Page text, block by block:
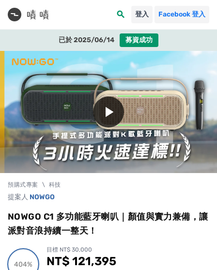
search 登入 Facebook 登入
已於 2025/06/14 募資成功
play_arrow
預購式專案 \ 科技
提案人 NOWGO
NOWGO C1 多功能藍牙喇叭｜顏值與實力兼備，讓
派對音浪持續一整天！
404%
404%
目標 NT$ 30,000
累計集資金額
NT$ 121,395